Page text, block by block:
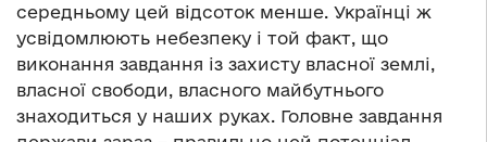
середньому цей відсоток менше. Українці ж
усвідомлюють небезпеку і той факт, що
виконання завдання із захисту власної землі,
власної свободи, власного майбутнього
знаходиться у наших руках. Головне завдання